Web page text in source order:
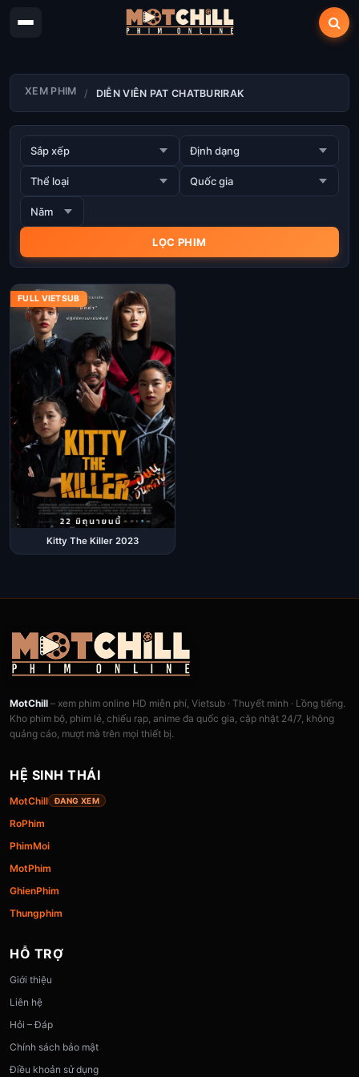
XEM PHIM DIỄN VIÊN PAT CHATBURIRAK
FULL VIETSUB
Kitty The Killer 2023
MotChill – xem phim online HD miễn phí, Vietsub · Thuyết minh · Lồng tiếng.
Kho phim bộ, phim lẻ, chiếu rạp, anime đa quốc gia, cập nhật 24/7, không
quảng cáo, mượt mà trên mọi thiết bị.
HỆ SINH THÁI
MotChill ĐANG XEM
RoPhim
PhimMoi
MotPhim
GhienPhim
Thungphim
HỖ TRỢ
Giới thiệu
Liên hệ
Hỏi – Đáp
Chính sách bảo mật
Điều khoản sử dụng